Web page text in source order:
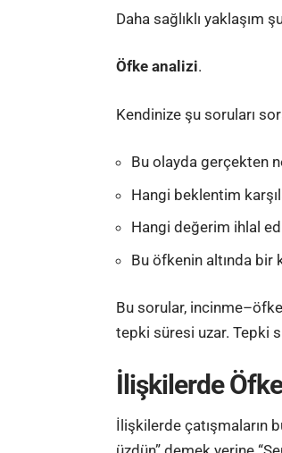
Daha sağlıklı yaklaşım
Öfke analizi.
Kendinize şu soruları
Bu olayda gerçekten
Hangi beklentim
Hangi değerim ihlal
Bu öfkenin altında bir
Bu sorular,
tepki süresi uzar. Tepki
İlişkilerde
İlişkilerde çatışmaların